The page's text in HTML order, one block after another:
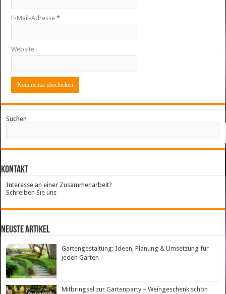
E-Mail-Adresse*
Website
Suchen
Kontakt
Interesse an einer Zusammenarbeit?
Schreiben Sie uns
neuste Artikel
Gartengestaltung: Ideen, Planung & Umsetzung für
jeden Garten
Mitbringsel zur Gartenparty – Weingeschenk schön